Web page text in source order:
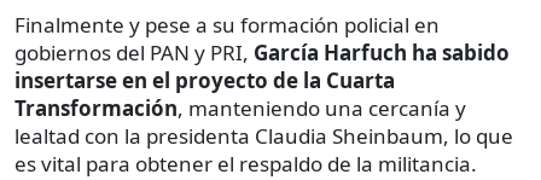
Finalmente y pese a su formación policial en
gobiernos del PAN y PRI, García Harfuch ha sabido
insertarse en el proyecto de la Cuarta
Transformación, manteniendo una cercanía y
lealtad con la presidenta Claudia Sheinbaum, lo que
es vital para obtener el respaldo de la militancia.